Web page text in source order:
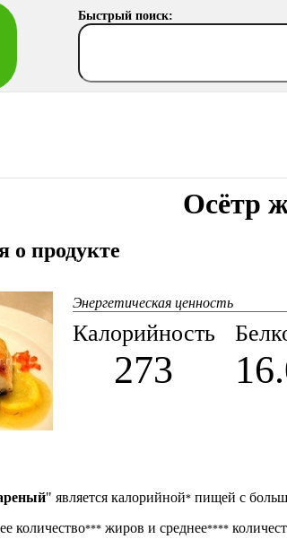
Быстрый поиск:
Осётр
продукте
Калорийность
Энергетическая ценность
273
" является калорийной*пищей с
количество***жиров и среднее****